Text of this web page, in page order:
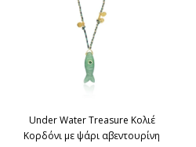
Under Water Treasure Κολιέ
Κορδόνι με ψάρι αβεντουρίνη